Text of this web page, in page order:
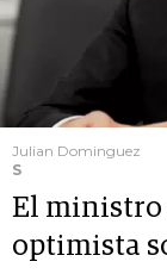
Julian Dominguez
S
El ministro
optimista